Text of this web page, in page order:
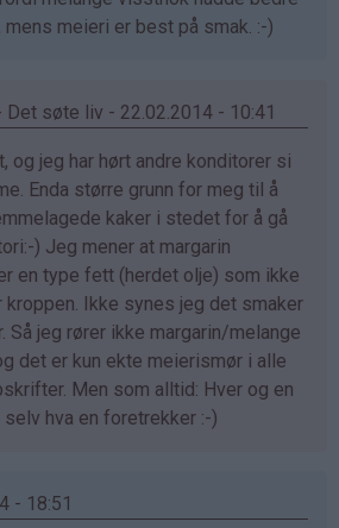
mens meieri er best på smak. :-)
Det søte liv - 22.02.2014 - 10:41
og jeg har hørt andre konditorer si
Enda større grunn for meg til å
kaker i stedet for å gå
) Jeg mener at margarin
en type fett (herdet olje) som ikke
kroppen. Ikke synes jeg det smaker
Så jeg rører ikke margarin/melange
det er kun ekte meierismør i alle
Men som alltid: Hver og en
hva en foretrekker :-)
- 18:51